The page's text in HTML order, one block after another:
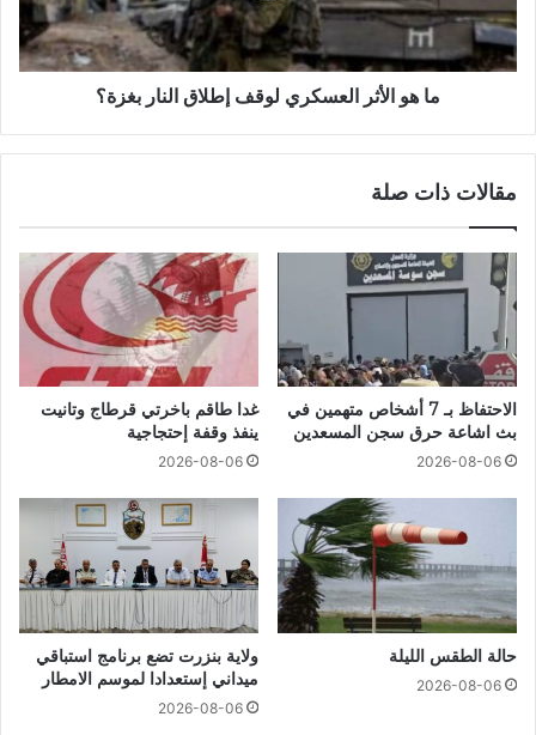
ما هو الأثر العسكري لوقف إطلاق النار بغزة؟
مقالات ذات صلة
الاحتفاظ بـ 7 أشخاص متهمين في
بث اشاعة حرق سجن المسعدين
2026-08-06
غدا طاقم باخرتي قرطاج وتانيت
ينفذ وقفة إحتجاجية
2026-08-06
حالة الطقس الليلة
2026-08-06
ولاية بنزرت تضع برنامج استباقي
ميداني إستعدادا لموسم الامطار
2026-08-06